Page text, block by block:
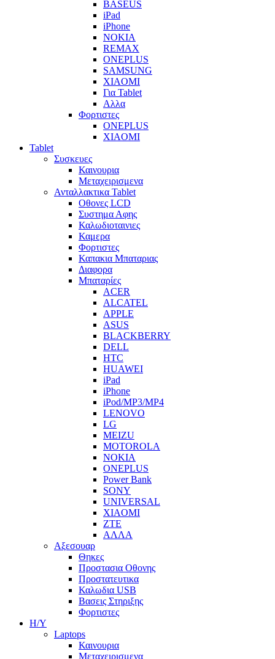
BASEUS
iPad
iPhone
NOKIA
REMAX
ONEPLUS
SAMSUNG
XIAOMI
Για Tablet
Αλλα
Φορτιστες
ONEPLUS
XIAOMI
Tablet
Συσκευες
Καινουρια
Μεταχειρισμενα
Ανταλλακτικα Tablet
Οθονες LCD
Συστημα Αφης
Καλωδιοταινιες
Καμερα
Φορτιστες
Καπακια Μπαταριας
Διαφορα
Μπαταρίες
ACER
ALCATEL
APPLE
ASUS
BLACKBERRY
DELL
HTC
HUAWEI
iPad
iPhone
iPod/MP3/MP4
LENOVO
LG
MEIZU
MOTOROLA
NOKIA
ONEPLUS
Power Bank
SONY
UNIVERSAL
XIAOMI
ZTE
ΑΛΛΑ
Αξεσουαρ
Θηκες
Προστασια Οθονης
Προστατευτικα
Καλωδια USB
Βασεις Στηριξης
Φορτιστες
Η/Υ
Laptops
Καινουρια
Μεταχειρισμενα